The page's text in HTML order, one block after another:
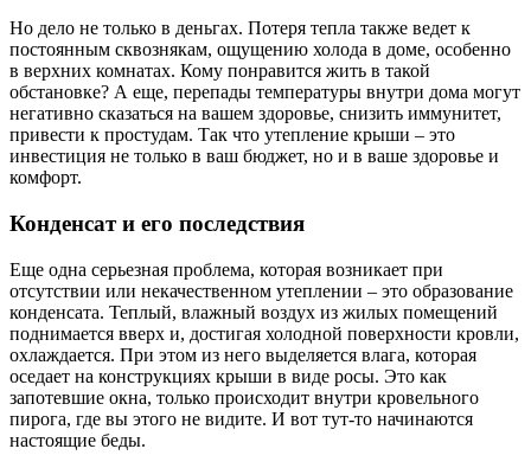
Но дело не только в деньгах. Потеря тепла также ведет к
постоянным сквознякам, ощущению холода в доме, особенно
в верхних комнатах. Кому понравится жить в такой
обстановке? А еще, перепады температуры внутри дома могут
негативно сказаться на вашем здоровье, снизить иммунитет,
привести к простудам. Так что утепление крыши – это
инвестиция не только в ваш бюджет, но и в ваше здоровье и
комфорт.
Конденсат и его последствия
Еще одна серьезная проблема, которая возникает при
отсутствии или некачественном утеплении – это образование
конденсата. Теплый, влажный воздух из жилых помещений
поднимается вверх и, достигая холодной поверхности кровли,
охлаждается. При этом из него выделяется влага, которая
оседает на конструкциях крыши в виде росы. Это как
запотевшие окна, только происходит внутри кровельного
пирога, где вы этого не видите. И вот тут-то начинаются
настоящие беды.